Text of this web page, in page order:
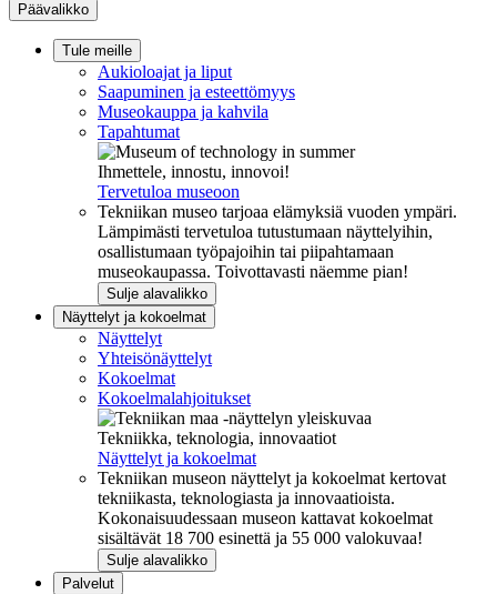
Päävalikko
Tule meille
Aukioloajat ja liput
Saapuminen ja esteettömyys
Museokauppa ja kahvila
Tapahtumat
Ihmettele, innostu, innovoi!
Tervetuloa museoon
Tekniikan museo tarjoaa elämyksiä vuoden ympäri.
Lämpimästi tervetuloa tutustumaan näyttelyihin,
osallistumaan työpajoihin tai piipahtamaan
museokaupassa. Toivottavasti näemme pian!
Sulje alavalikko
Näyttelyt ja kokoelmat
Näyttelyt
Yhteisönäyttelyt
Kokoelmat
Kokoelmalahjoitukset
Tekniikka, teknologia, innovaatiot
Näyttelyt ja kokoelmat
Tekniikan museon näyttelyt ja kokoelmat kertovat
tekniikasta, teknologiasta ja innovaatioista.
Kokonaisuudessaan museon kattavat kokoelmat
sisältävät 18 700 esinettä ja 55 000 valokuvaa!
Sulje alavalikko
Palvelut